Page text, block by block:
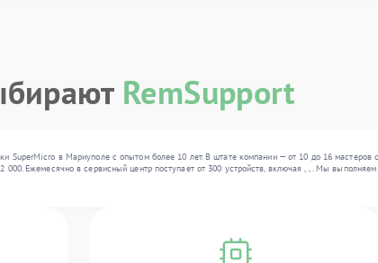
RemSupport
SuperMicro в Мариуполе с опытом более 10 лет. В штате компании — от 10 до 16 мастеров
Ежемесячно в сервисный центр поступает от 300 устройств, включая , , . Мы